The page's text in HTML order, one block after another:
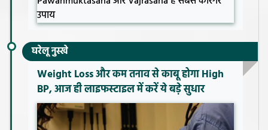
घरेलू नुस्खे
Weight Loss और कम तनाव से काबू होगा High
BP, आज ही लाइफस्टाइल में करें ये बड़े सुधार